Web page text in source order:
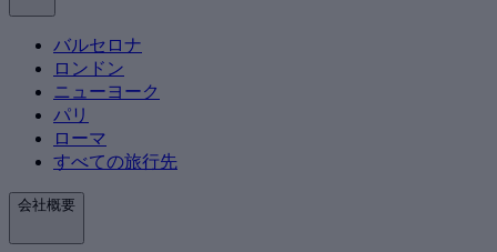
バルセロナ
ロンドン
ニューヨーク
パリ
ローマ
すべての旅行先
会社概要